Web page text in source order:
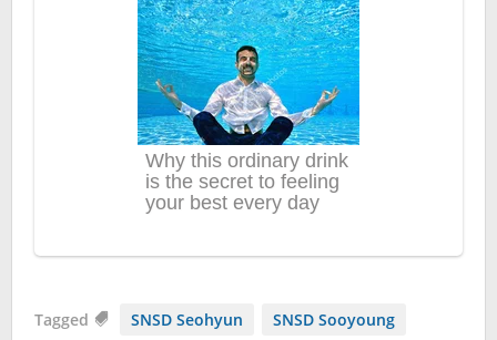
Tagged SNSD Seohyun
SNSD Sooyoung